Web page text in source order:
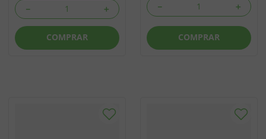
＋
－
COMPRAR
＋
－
COMPRAR